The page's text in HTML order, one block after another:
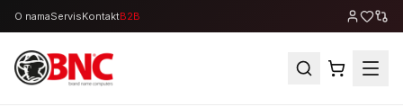
O namaServisKontaktB2B